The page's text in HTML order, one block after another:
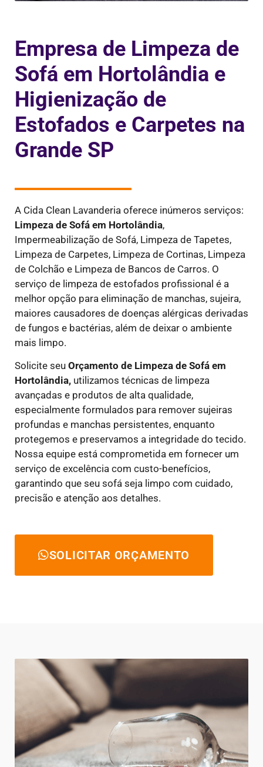
Empresa de Limpeza de
Sofá em Hortolândia e
Higienização de
Estofados e Carpetes na
Grande SP
A Cida Clean Lavanderia oferece inúmeros serviços:
Limpeza de Sofá em Hortolândia,
Impermeabilização de Sofá, Limpeza de Tapetes,
Limpeza de Carpetes, Limpeza de Cortinas, Limpeza
de Colchão e Limpeza de Bancos de Carros. O
serviço de limpeza de estofados profissional é a
melhor opção para eliminação de manchas, sujeira,
maiores causadores de doenças alérgicas derivadas
de fungos e bactérias, além de deixar o ambiente
mais limpo.
Solicite seu Orçamento de Limpeza de Sofá em
Hortolândia, utilizamos técnicas de limpeza
avançadas e produtos de alta qualidade,
especialmente formulados para remover sujeiras
profundas e manchas persistentes, enquanto
protegemos e preservamos a integridade do tecido.
Nossa equipe está comprometida em fornecer um
serviço de excelência com custo-benefícios,
garantindo que seu sofá seja limpo com cuidado,
precisão e atenção aos detalhes.
SOLICITAR ORÇAMENTO